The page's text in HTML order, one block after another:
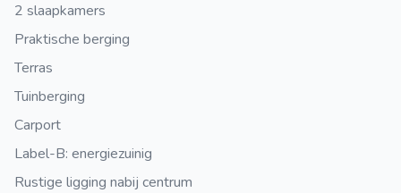
2 slaapkamers
Praktische berging
Terras
Tuinberging
Carport
Label-B: energiezuinig
Rustige ligging nabij centrum